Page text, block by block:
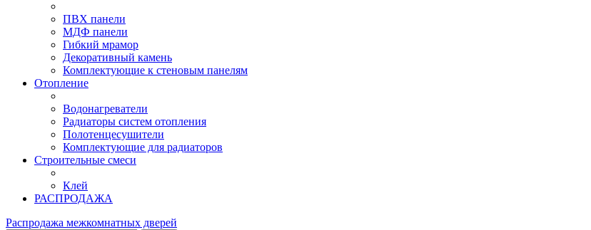
ПВХ панели
МДФ панели
Гибкий мрамор
Декоративный камень
Комплектующие к стеновым панелям
Отопление
Водонагреватели
Радиаторы систем отопления
Полотенцесушители
Комплектующие для радиаторов
Строительные смеси
Клей
РАСПРОДАЖА
Распродажа межкомнатных дверей